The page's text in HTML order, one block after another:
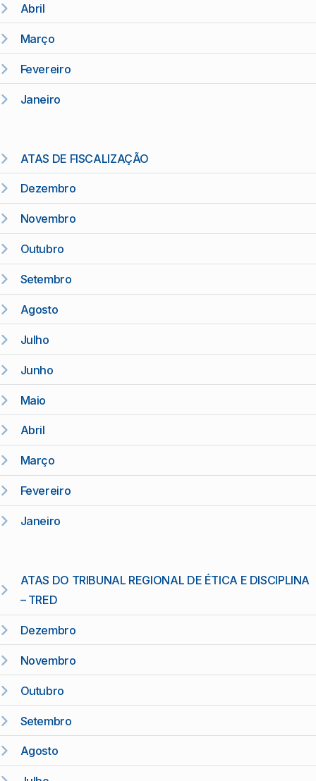
Abril
Março
Fevereiro
Janeiro
ATAS DE FISCALIZAÇÃO
Dezembro
Novembro
Outubro
Setembro
Agosto
Julho
Junho
Maio
Abril
Março
Fevereiro
Janeiro
ATAS DO TRIBUNAL REGIONAL DE ÉTICA E DISCIPLINA
– TRED
Dezembro
Novembro
Outubro
Setembro
Agosto